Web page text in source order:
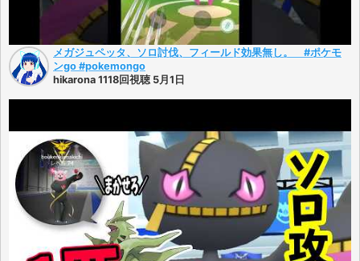
メガジュペッタ、ソロ討伐、フィールド効果無し。 #ポケモ
ンgo #pokemongo
hikarona 1118回視聴 5月1日